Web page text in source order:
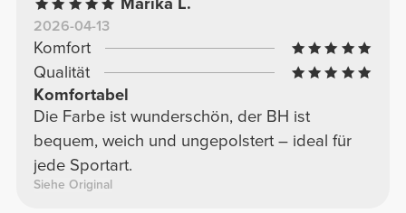
2026-04-13
Komfort
Qualität
Komfortabel
Die Farbe ist wunderschön, der BH ist
bequem, weich und ungepolstert – ideal für
jede Sportart.
Siehe Original